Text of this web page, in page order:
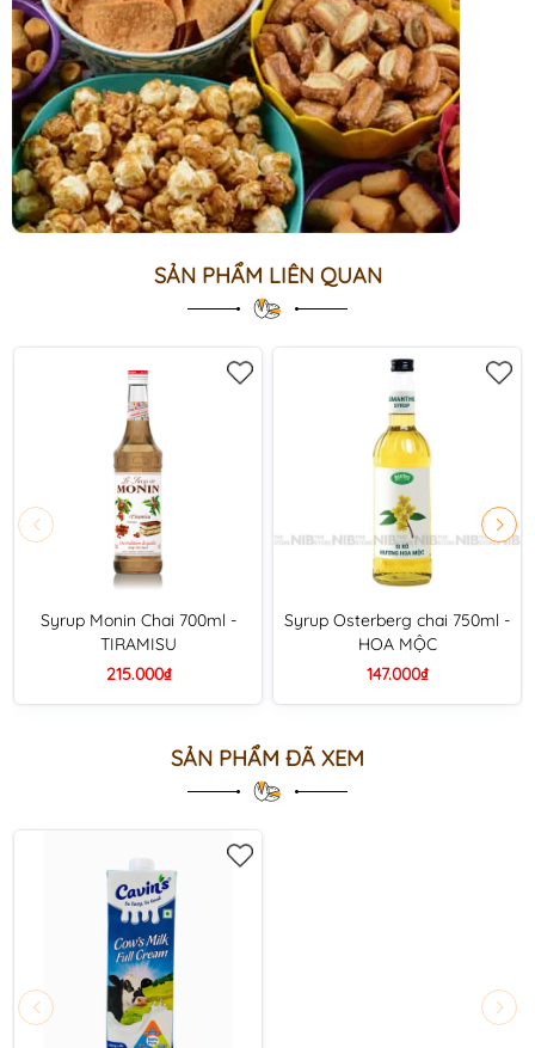
SẢN PHẨM LIÊN QUAN
Syrup Monin Chai 700ml -
TIRAMISU
215.000₫
Syrup Osterberg chai 750ml -
HOA MỘC
147.000₫
SẢN PHẨM ĐÃ XEM